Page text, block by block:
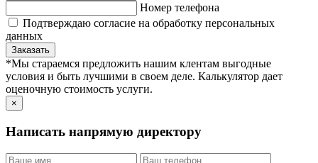
Номер телефона
Подтверждаю согласие на обработку персональных
данных
Заказать
*Мы стараемся предложить нашим клентам выгодные
условия и быть лучшими в своем деле. Калькулятор дает
оценочную стоимость услуги.
×
Написать напрямую директору